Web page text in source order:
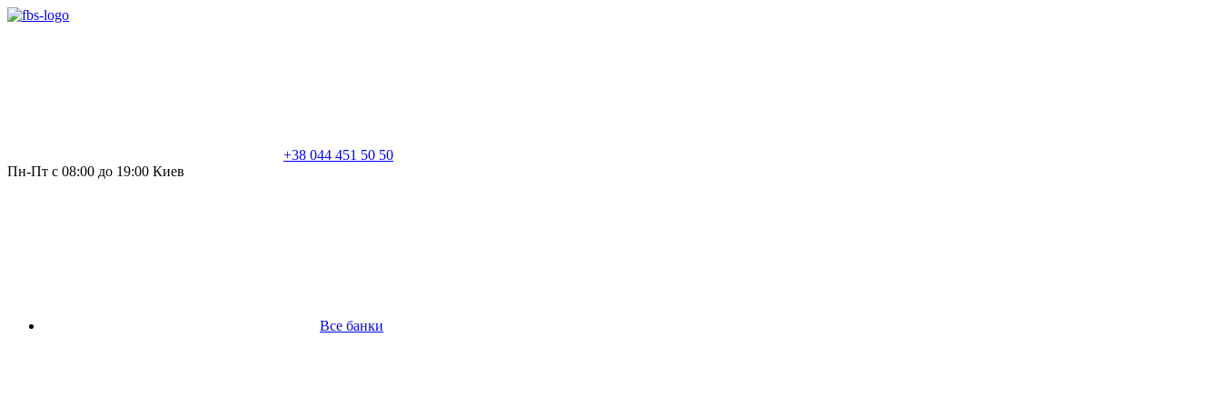
+38 044 451 50 50
Пн-Пт с 08:00 до 19:00 Киев
Все банки